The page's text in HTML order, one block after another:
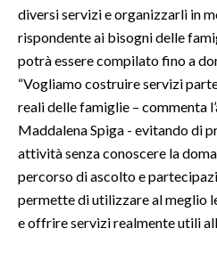
#CARAUNIONE
3 MINUTI CON
INSULARITÀ
INFO AZIENDE
ABBONATI
ANNUNCI
diversi servizi e organizzarli in
rispondente ai bisogni delle
potrà essere compilato fino a
“Vogliamo costruire servizi
reali delle famiglie – commenta
Maddalena Spiga - evitando di
attività senza conoscere la
percorso di ascolto e
permette di utilizzare al meglio
e offrire servizi realmente utili